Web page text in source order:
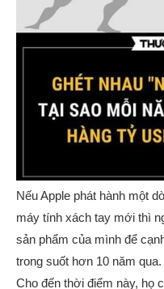
Nếu Apple phát hành một
máy tính xách tay mới thì
sản phẩm của mình để
trong suốt hơn 10 năm qua.
Cho đến thời điểm này, họ